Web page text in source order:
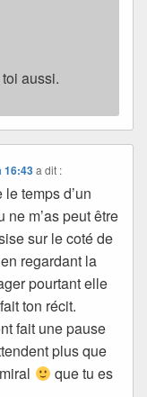
aussi.
16:43 a dit :
temps d’un
ne m’as peut être
sur le coté de
regardant la
pourtant elle
ton récit.
fait une pause
plus que
que tu es